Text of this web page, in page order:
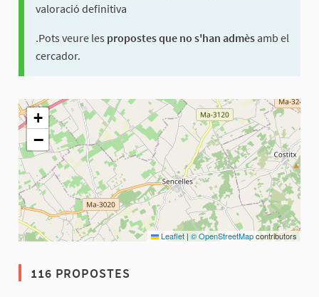
valoració definitiva
.Pots veure les propostes que no s'han admès amb el
cercador.
El següent element és un mapa que presenta els
+
−
Leaflet | © OpenStreetMapcontributors
116 PROPOSTES